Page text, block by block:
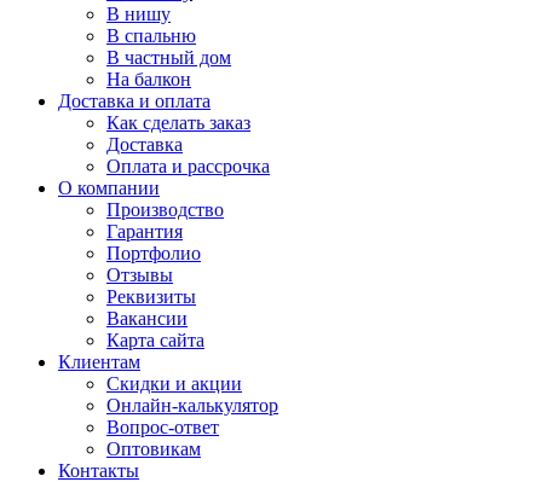
В нишу
В спальню
В частный дом
На балкон
Доставка и оплата
Как сделать заказ
Доставка
Оплата и рассрочка
О компании
Производство
Гарантия
Портфолио
Отзывы
Реквизиты
Вакансии
Карта сайта
Клиентам
Скидки и акции
Онлайн-калькулятор
Вопрос-ответ
Оптовикам
Контакты